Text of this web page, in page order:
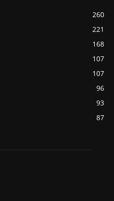
260
221
168
107
107
96
93
87